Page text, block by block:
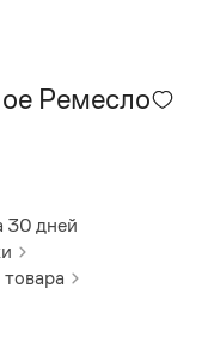
Ремесло
30 дней